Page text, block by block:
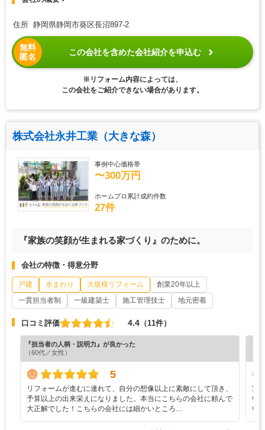
住所 静岡県静岡市葵区長沼897-2
無料
匿名
この会社を含めた会社紹介を申込む
※リフォーム内容によっては、
この会社をご紹介できない場合があります。
株式会社永井工業（大きな森）
事例中心価格帯
〜300万円
ホームプロ累計成約件数
27件
『家族の笑顔が生まれる家づくり』のために。
会社の特徴・得意分野
戸建 水まわり 大規模リフォーム
創業20年以上
一貫担当者制
一級建築士 施工管理技士 地元密着
口コミ評価 4.4 （11件）
『担当者の人柄・説明力』が良かった
（60代／女性）
5
リフォームが進むに連れて、自分の想像以上に素敵にして頂き、
予算以上の出来栄えになりました。本当にこちらの会社に頼んで
大正解でした！こちらの会社には細かいところ…
実
い
い